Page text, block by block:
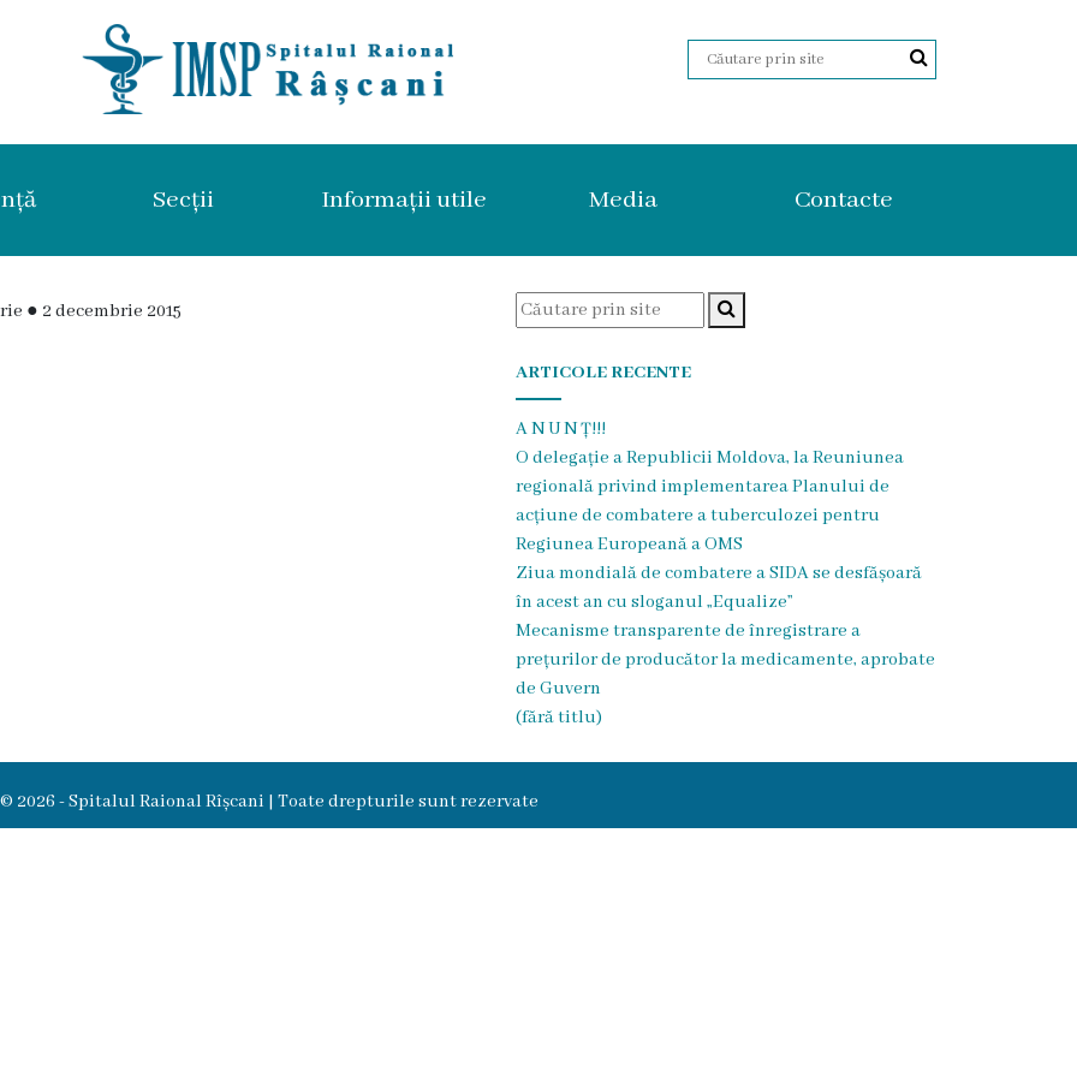
Secții Informații utile Media Contacte
● 2 decembrie 2015
ARTICOLE RECENTE
A N U N Ț!!!
O delegație a Republicii Moldova, la Reuniunea
regională privind implementarea Planului de
acțiune de combatere a tuberculozei pentru
Regiunea Europeană a OMS
Ziua mondială de combatere a SIDA se desfășoară
în acest an cu sloganul „Equalize”
Mecanisme transparente de înregistrare a
prețurilor de producător la medicamente, aprobate
de Guvern
(fără titlu)
© 2026 - Spitalul Raional Rîșcani | Toate drepturile sunt rezervate